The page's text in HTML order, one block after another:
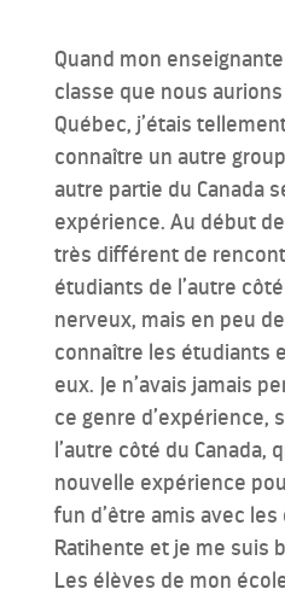
Quand mon
classe que nous aurions
Québec, j’étais
connaître un autre
autre partie du Canada
expérience. Au début
très différent de
étudiants de l’autre côté
nerveux, mais en peu
connaître les étudiants
eux. Je n’avais jamais
ce genre d’expérience,
l’autre côté du Canada,
nouvelle expérience
fun d’être amis avec
Ratihente et je me suis
Les élèves de mon